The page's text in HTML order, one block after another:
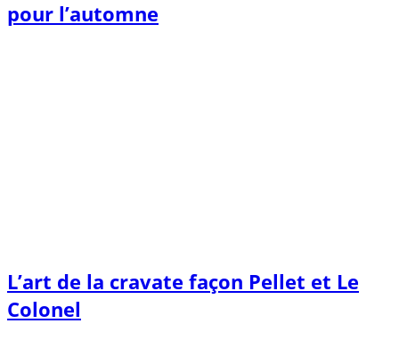
pour l’automne
L’art de la cravate façon Pellet et Le
Colonel